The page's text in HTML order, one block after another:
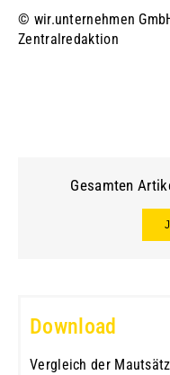
© wir.unternehmen
Zentralredaktion
Gesamten
Download
Vergleich der